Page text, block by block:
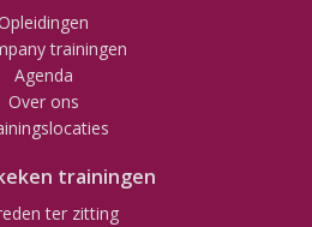
trainingen
Agenda
Over ons
trainingen
ter zitting